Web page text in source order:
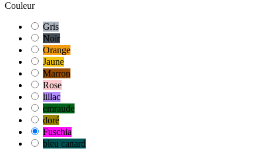
Couleur
Gris
Noir
Orange
Jaune
Marron
Rose
lillac
emraude
doré
Fuschia
bleu canard